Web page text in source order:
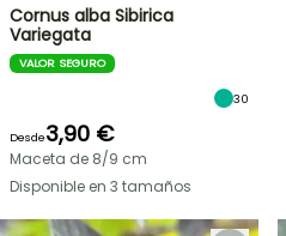
Cornus alba Sibirica
Variegata
VALOR SEGURO
30
Desde3,90 €
Maceta de 8/9 cm
Disponible en 3 tamaños